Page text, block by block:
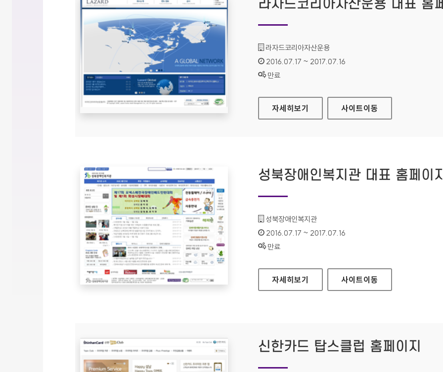
라자드코리아자산운용 대표 홈
기관명 :
라자드코리아자산운용
인증기간 :
2016.07.17 ~ 2017.07.16
상태 :
만료
라자드코리아자산운용 대표 홈페이지
자세히보기 사이트이동
성북장애인복지관 대표 홈페이
기관명 :
성북장애인복지관
인증기간 :
2016.07.17 ~ 2017.07.16
상태 :
만료
성북장애인복지관 대표 홈페이지
자세히보기 사이트이동
신한카드 탑스클럽 홈페이지